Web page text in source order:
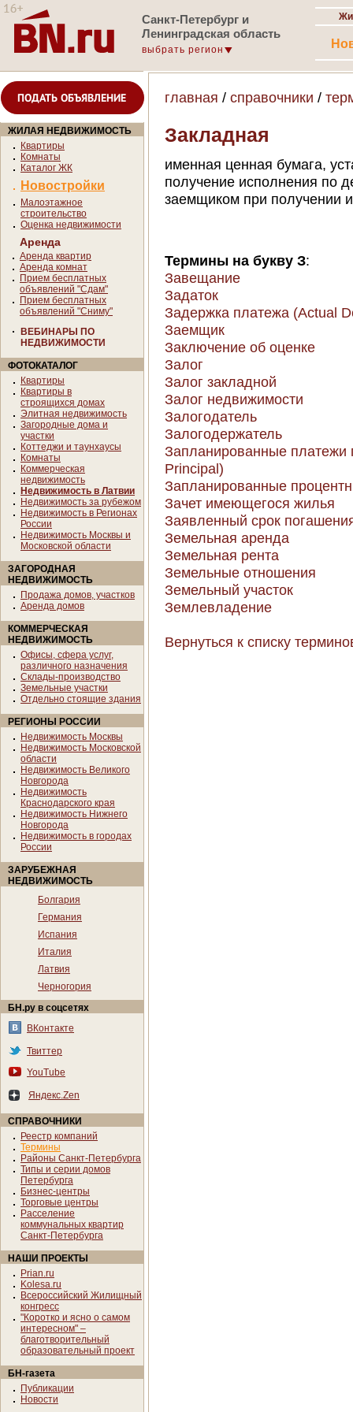
Санкт-Петербург и
Ленинградская область
выбрать регион
ПОДАТЬ ОБЪЯВЛЕНИЕ
ЖИЛАЯ НЕДВИЖИМОСТЬ
Квартиры
Комнаты
Каталог ЖК
Новостройки
Малоэтажное
строительство
Оценка недвижимости
Аренда
Аренда квартир
Аренда комнат
Прием бесплатных
объявлений "Сдам"
Прием бесплатных
объявлений "Сниму"
ВЕБИНАРЫ ПО
НЕДВИЖИМОСТИ
ФОТОКАТАЛОГ
Квартиры
Квартиры в
строящихся домах
Элитная недвижимость
Загородные дома и
участки
Коттеджи и таунхаусы
Комнаты
Коммерческая
недвижимость
Недвижимость в Латвии
Недвижимость за рубежом
Недвижимость в Регионах
России
Недвижимость Москвы и
Московской области
ЗАГОРОДНАЯ
НЕДВИЖИМОСТЬ
Продажа домов, участков
Аренда домов
КОММЕРЧЕСКАЯ
НЕДВИЖИМОСТЬ
Офисы, сфера услуг,
различного назначения
Склады-производство
Земельные участки
Отдельно стоящие здания
РЕГИОНЫ РОССИИ
Недвижимость Москвы
Недвижимость Московской
области
Недвижимость Великого
Новгорода
Недвижимость
Краснодарского края
Недвижимость Нижнего
Новгорода
Недвижимость в городах
России
ЗАРУБЕЖНАЯ
НЕДВИЖИМОСТЬ
Болгария
Германия
Испания
Италия
Латвия
Черногория
БН.ру в соцсетях
ВКонтакте
Твиттер
YouTube
Яндекс.Zen
СПРАВОЧНИКИ
Реестр компаний
Термины
Районы Санкт-Петербурга
Типы и серии домов
Петербурга
Бизнес-центры
Торговые центры
Расселение
коммунальных квартир
Санкт-Петербурга
НАШИ ПРОЕКТЫ
Prian.ru
Kolesa.ru
Всероссийский Жилищный
конгресс
"Коротко и ясно о самом
интересном" –
благотворительный
образовательный проект
БН-газета
Публикации
Новости
главная / справочники /
Закладная
именная ценная бумага,
получение исполнения по
заемщиком при получении
Термины на букву З:
Завещание
Задаток
Задержка платежа (Actual
Заемщик
Заключение об оценке
Залог
Залог закладной
Залог недвижимости
Залогодатель
Залогодержатель
Запланированные платежи
Principal)
Запланированные
Зачет имеющегося жилья
Заявленный срок
Земельная аренда
Земельная рента
Земельные отношения
Земельный участок
Землевладение
Вернуться к списку